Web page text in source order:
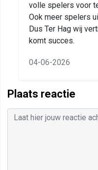
volle spelers voor
Ook meer spelers
Dus Ter Hag wij
komt succes.
04-06-2026
Plaats reactie